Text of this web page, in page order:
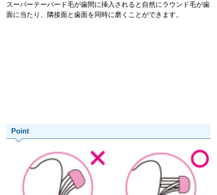
スーパーテーパード毛が歯間に挿入されると自然にラウンド毛が歯
面に当たり、隣接面と歯面を同時に磨くことができます。
Point